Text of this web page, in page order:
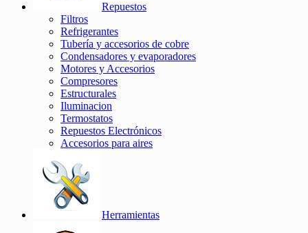
Repuestos
Filtros
Refrigerantes
Tubería y accesorios de cobre
Condensadores y evaporadores
Motores y Accesorios
Compresores
Estructurales
Iluminacion
Termostatos
Repuestos Electrónicos
Accesorios para aires
Herramientas